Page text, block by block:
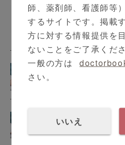
亜鉛製剤の安
包化調剤の課
4:59
ヘキシジン綿
2:17
師、薬剤師、看護師等
するサイトです。掲載
方に対する情報提供を
ないことをご了承くださ
一般の方は
さい。
いいえ